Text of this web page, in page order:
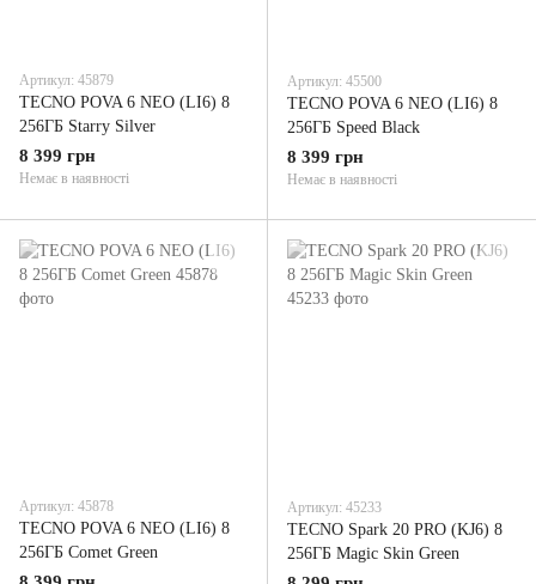
Артикул: 45879
TECNO POVA 6 NEO (LI6) 8
256ГБ Starry Silver
8 399 грн
Немає в наявності
Артикул: 45500
TECNO POVA 6 NEO (LI6) 8
256ГБ Speed Black
8 399 грн
Немає в наявності
Артикул: 45878
TECNO POVA 6 NEO (LI6) 8
256ГБ Comet Green
Артикул: 45233
TECNO Spark 20 PRO (KJ6) 8
256ГБ Magic Skin Green